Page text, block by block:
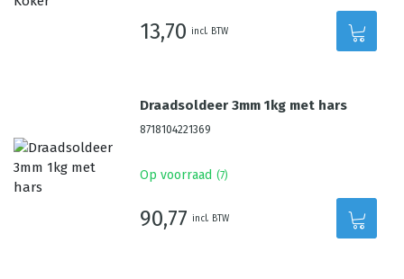
13,70 incl. BTW
Draadsoldeer 3mm 1kg met hars
8718104221369
Op voorraad (7)
90,77 incl. BTW